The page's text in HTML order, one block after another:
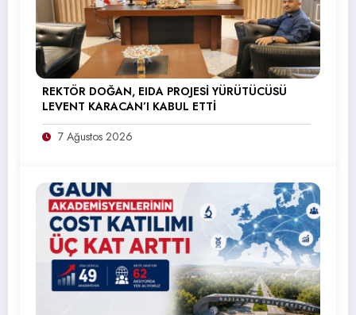
REKTÖR DOĞAN, EIDA PROJESİ YÜRÜTÜCÜSÜ
LEVENT KARACAN’I KABUL ETTİ
7 Ağustos 2026